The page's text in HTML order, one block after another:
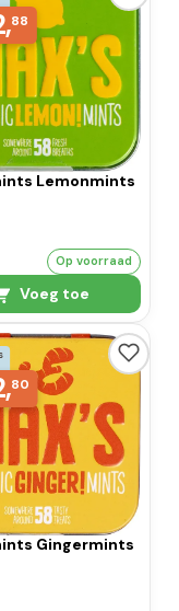
88
Lemonmints
Op voorraad
Voeg toe
80
Gingermints